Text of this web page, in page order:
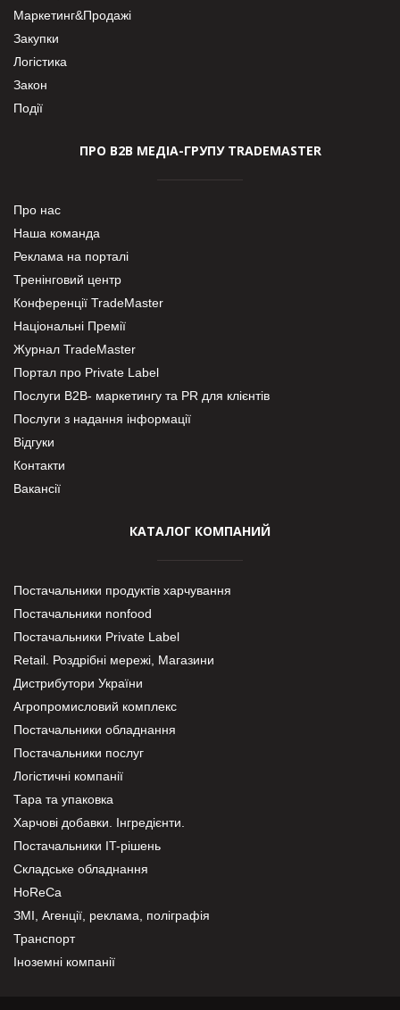
Маркетинг&Продажі
Закупки
Логістика
Закон
Події
ПРО В2В МЕДІА-ГРУПУ TRADEMASTER
Про нас
Наша команда
Реклама на порталі
Тренінговий центр
Конференції TradeMaster
Національні Премії
Журнал TradeMaster
Портал про Private Label
Послуги В2В- маркетингу та PR для клієнтів
Послуги з надання інформації
Відгуки
Контакти
Вакансії
КАТАЛОГ КОМПАНИЙ
Постачальники продуктів харчування
Постачальники nonfood
Постачальники Private Label
Retail. Роздрібні мережі, Магазини
Дистрибутори України
Агропромисловий комплекс
Постачальники обладнання
Постачальники послуг
Логістичні компанії
Тара та упаковка
Харчові добавки. Інгредієнти.
Постачальники IT-рішень
Складське обладнання
HoReCa
ЗМІ, Агенції, реклама, поліграфія
Транспорт
Іноземні компанії